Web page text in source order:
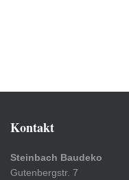
Kontakt
Steinbach Baudeko
Gutenbergstr. 7